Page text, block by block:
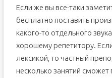
Если же вы все-таки
бесплатно поставить
какого-то отдельного
хорошему репетитору.
лексикой, то частный
несколько занятий